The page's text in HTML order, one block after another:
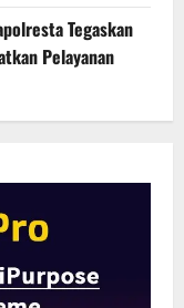
Tegaskan
Pelayanan